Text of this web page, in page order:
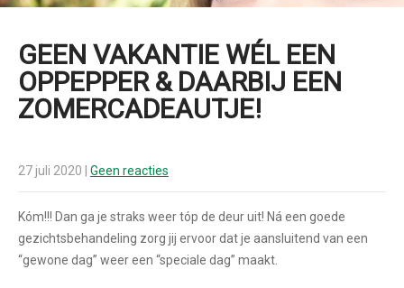
GEEN VAKANTIE WÉL EEN
OPPEPPER & DAARBIJ EEN
ZOMERCADEAUTJE!
27 juli 2020 Geen reacties
Kóm!!! Dan ga je straks weer tóp de deur uit! Ná een goede
gezichtsbehandeling zorg jij ervoor dat je aansluitend van een
“gewone dag” weer een “speciale dag” maakt.